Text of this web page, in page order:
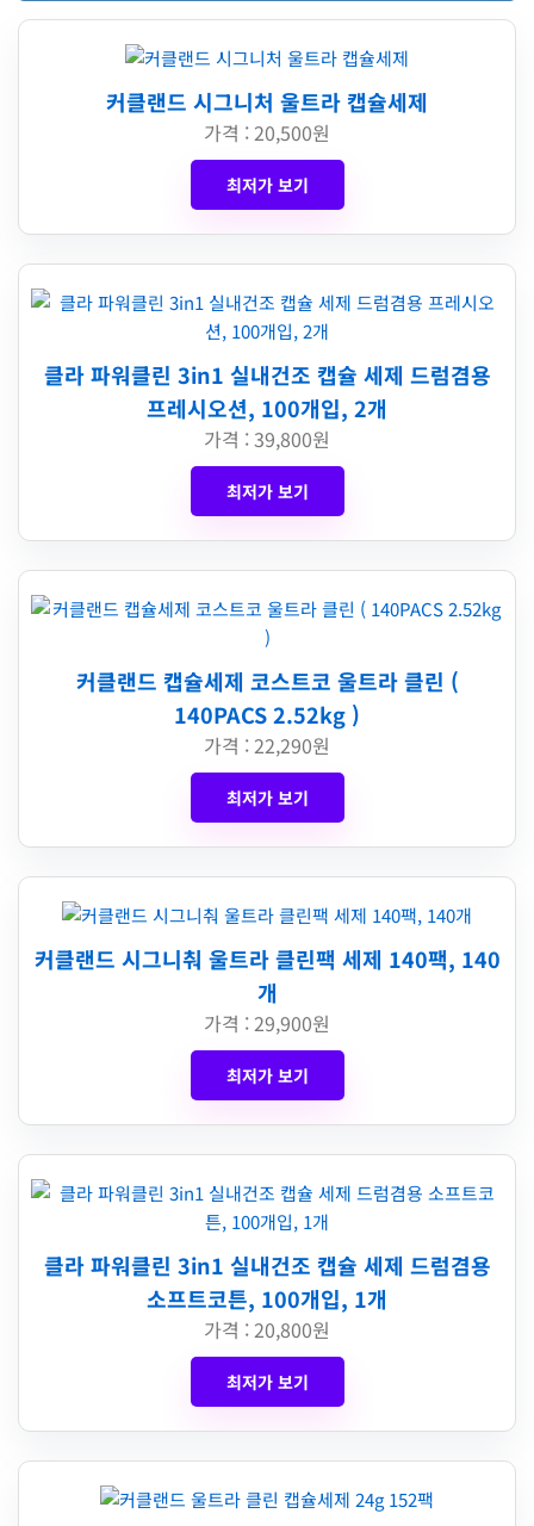
커클랜드 시그니처 울트라 캡슐세제
가격 : 20,500원
최저가 보기
클라 파워클린 3in1 실내건조 캡슐 세제 드럼겸용
프레시오션, 100개입, 2개
가격 : 39,800원
최저가 보기
커클랜드 캡슐세제 코스트코 울트라 클린 (
140PACS 2.52kg )
가격 : 22,290원
최저가 보기
커클랜드 시그니춰 울트라 클린팩 세제 140팩, 140
개
가격 : 29,900원
최저가 보기
클라 파워클린 3in1 실내건조 캡슐 세제 드럼겸용
소프트코튼, 100개입, 1개
가격 : 20,800원
최저가 보기